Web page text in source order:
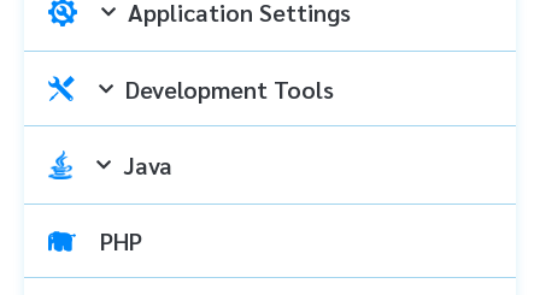
Application Settings
Development Tools
Java
PHP